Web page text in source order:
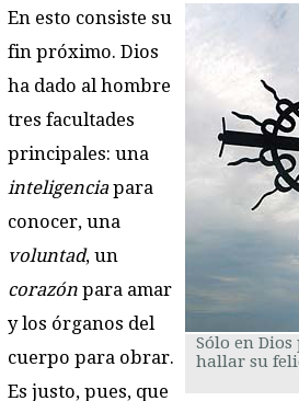
Sólo en
hallar su
En esto consiste su
fin próximo. Dios
ha dado al hombre
tres facultades
principales: una
inteligenciapara
conocer, una
voluntad, un
corazón para amar
y los órganos del
cuerpo para obrar.
Es justo, pues, que